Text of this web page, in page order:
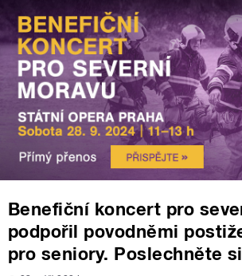
Benefiční koncert pro
podpořil povodněmi
pro seniory. Poslechněte